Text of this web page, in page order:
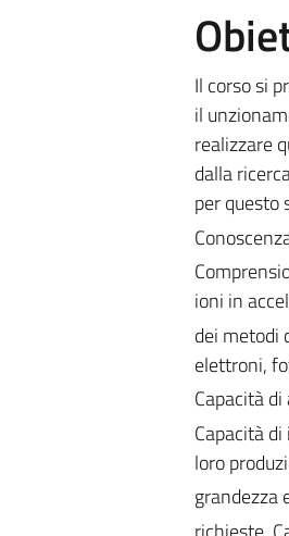
Il corso si
il
realizzare
dalla
per questo
ioni in
dei metodi
elettroni,
Capacità
Capacità
loro
grandezza